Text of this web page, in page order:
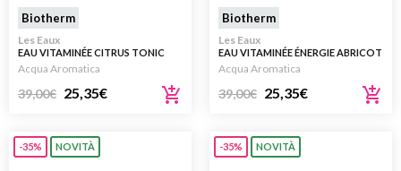
Biotherm
Les Eaux
EAU VITAMINÉE CITRUS TONIC
100ML
Acqua Aromatica
39,00€ 25,35€
Biotherm
Les Eaux
EAU VITAMINÉE ÉNERGIE ABRICOT
100ML
Acqua Aromatica
39,00€ 25,35€
-35% NOVITÀ -35% NOVITÀ